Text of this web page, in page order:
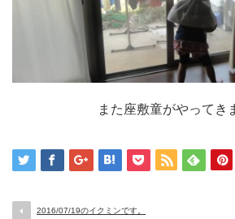
また座敷童がやってき
2016/07/19のイクミンです。